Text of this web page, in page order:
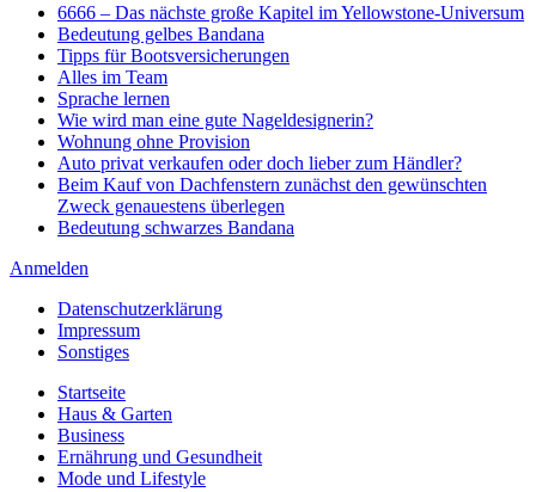
6666 – Das nächste große Kapitel im Yellowstone-Universum
Bedeutung gelbes Bandana
Tipps für Bootsversicherungen
Alles im Team
Sprache lernen
Wie wird man eine gute Nageldesignerin?
Wohnung ohne Provision
Auto privat verkaufen oder doch lieber zum Händler?
Beim Kauf von Dachfenstern zunächst den gewünschten
Zweck genauestens überlegen
Bedeutung schwarzes Bandana
Anmelden
Datenschutzerklärung
Impressum
Sonstiges
Startseite
Haus & Garten
Business
Ernährung und Gesundheit
Mode und Lifestyle